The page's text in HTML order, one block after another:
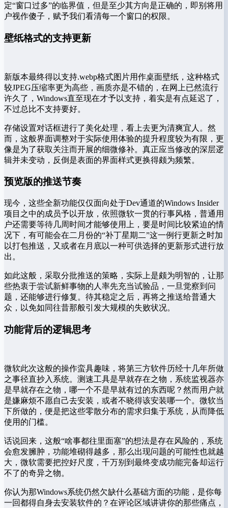
定“窗口过多”的临界值，但是至少其方向是正确的，即别将用
户视作傻子，赋予我们看清每一个窗口的权限。
壁纸格式的支持更新
新版本最终得以支持.webp格式图片用作桌面壁纸，这种格式
较JPEG压缩率更为高些，画质亦是不错的，在网上已然流行
许久了，Windows直至现在才予以支持，着实是有点延迟了，
不过总比不支持要好。
存储设置对话框进行了美化处理，看上去更为清爽宜人。然
而，这般界面调整对于实际使用体验的提升程度较为有限，更
像是为了获取关注而开展的细微修补。真正应当修改的深层逻
辑并未变动，反倒是表面的界面样式更换得颇为频繁。
预览版的推送节奏
现今，这些全新功能仅仅面向处于Dev通道的Windows Insider
项目之中的成员予以开放，依照微软一贯的行事风格，普通用
户还需要等待几周时间才能够使用上，要是时间比较紧迫的情
况下，有可能会在二月份的“补丁星期二”这一例行更新之时加
以打包推送，又或者在月底以一种可供选择的更新形式进行放
出。
如此这般，采取分批推送的策略，实际上是颇为明智的，让那
些热衷于尝试新鲜事物的人率先充当试验品，一旦觉察到问
题，还能够进行修复。待其稳定之后，再将之推送给普通大
众，以免如同往昔那般引发大规模的失败状况。
功能背后的逻辑思考
微软此次这般的操作蛮具趣味，将第三方软件历经十几年所做
之事径直抄入系统。测速工具是早就存在之物，系统监视器亦
是早就存在之物，哪一个不是早就有过的东西呢？然而用户就
是嫌麻烦不愿自己去安装，或者不晓得该安装哪一个。微软当
下所做的，便是把这些零散分布的需求归集于系统，从而降低
使用的门槛。
话说回来，这般“啥事都往里面塞”的想法是存在风险的，系统
会愈发臃肿，功能堆砌得越多，那么出现问题的可能性也就越
大，微软需要把控好尺度，千万别到最终变成功能完备却运行
不了的奇异之物。
你认为那Windows系统仍然欠缺什么基础方面的功能，是你每
一回都得自身去安装软件的？在评论区域讲讲你的那些痛点，